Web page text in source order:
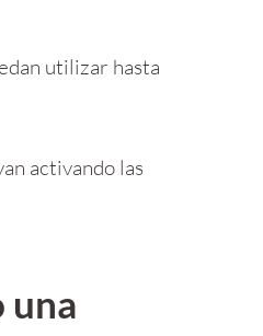
utilizar hasta
activando las
una